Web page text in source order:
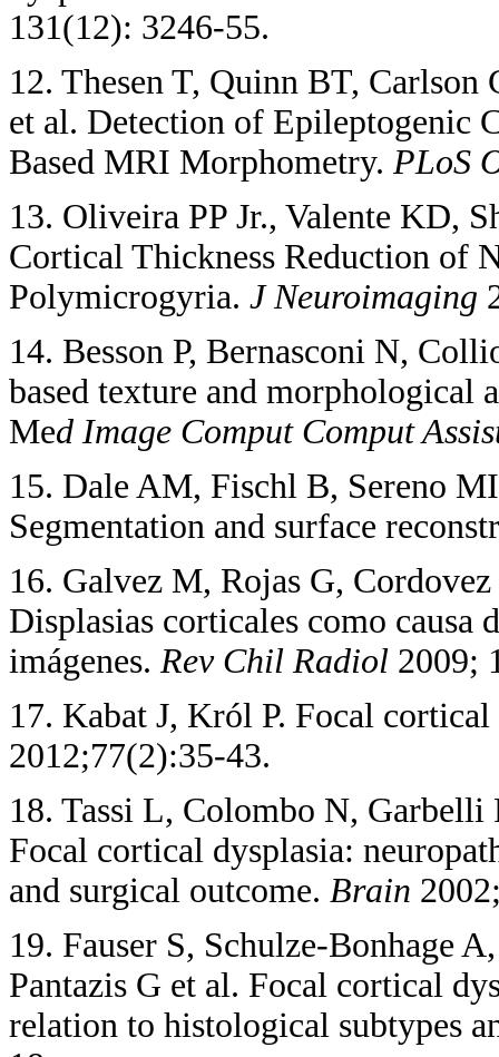
131(12): 3246-55.
12. Thesen T, Quinn BT,
et al. Detection of Epileptogenic
Based MRI Morphometry. PLoS
13. Oliveira PP Jr., Valente KD,
Cortical Thickness Reduction of
Polymicrogyria. J Neuroimaging
14. Besson P, Bernasconi N,
based texture and morphological
Med Image Comput Comput
15. Dale AM, Fischl B, Sereno
Segmentation and surface
16. Galvez M, Rojas G,
Displasias corticales como causa
imágenes. Rev Chil Radiol 2009;
17. Kabat J, Król P. Focal
2012;77(2):35-43.
18. Tassi L, Colombo N, Garbelli
Focal cortical dysplasia:
and surgical outcome. Brain
19. Fauser S, Schulze-Bonhage
Pantazis G et al. Focal cortical
relation to histological subtypes